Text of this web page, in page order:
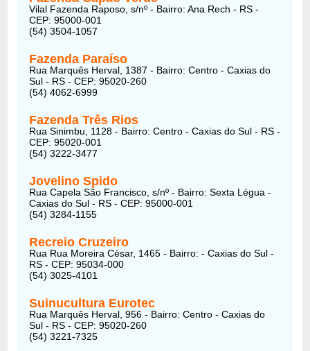
Vilal Fazenda Raposo, s/nº - Bairro: Ana Rech - RS -
CEP: 95000-001
(54) 3504-1057
Fazenda Paraíso
Rua Marquês Herval, 1387 - Bairro: Centro - Caxias do
Sul - RS - CEP: 95020-260
(54) 4062-6999
Fazenda Três Rios
Rua Sinimbu, 1128 - Bairro: Centro - Caxias do Sul - RS -
CEP: 95020-001
(54) 3222-3477
Jovelino Spido
Rua Capela São Francisco, s/nº - Bairro: Sexta Légua -
Caxias do Sul - RS - CEP: 95000-001
(54) 3284-1155
Recreio Cruzeiro
Rua Rua Moreira César, 1465 - Bairro: - Caxias do Sul -
RS - CEP: 95034-000
(54) 3025-4101
Suinucultura Eurotec
Rua Marquês Herval, 956 - Bairro: Centro - Caxias do
Sul - RS - CEP: 95020-260
(54) 3221-7325